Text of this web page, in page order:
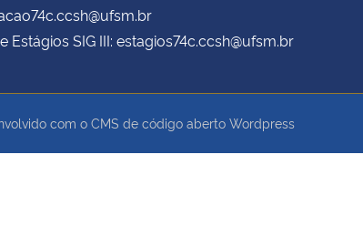
Estágios SIG III: estagios74c.ccsh@ufsm.br
com o CMS de código aberto Wordpress